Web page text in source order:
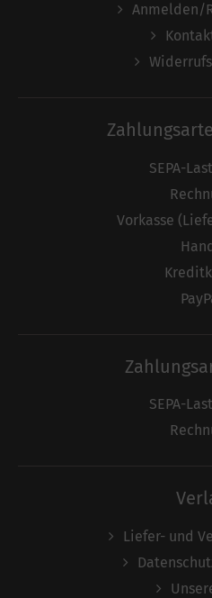
Anmelden/
SEPA-
Vorkasse
SEPA-
Liefer- und